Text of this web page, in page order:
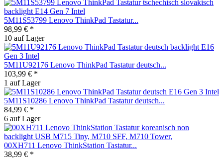
5M11S53799 Lenovo ThinkPad Tastatur...
98,99 € *
10 auf Lager
5M11U92176 Lenovo ThinkPad Tastatur deutsch...
103,99 € *
1 auf Lager
5M11S10286 Lenovo ThinkPad Tastatur deutsch...
84,99 € *
6 auf Lager
00XH711 Lenovo ThinkStation Tastatur...
38,99 € *